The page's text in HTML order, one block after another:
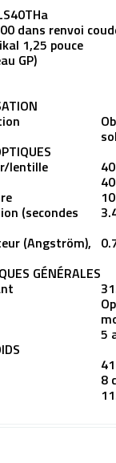
dans renvoi
1,25 pouce
GP)
lentille
10
(secondes
(Angström),
GÉNÉRALES
5
8